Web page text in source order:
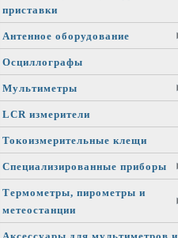
приставки
Антенное оборудование
Осциллографы
Мультиметры
LCR измерители
Токоизмерительные клещи
Специализированные приборы
Термометры, пирометры и
метеостанции